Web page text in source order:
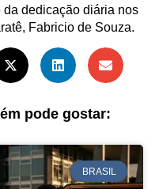
dedicação diária nos
Fabricio de Souza.
pode gostar:
BRASIL